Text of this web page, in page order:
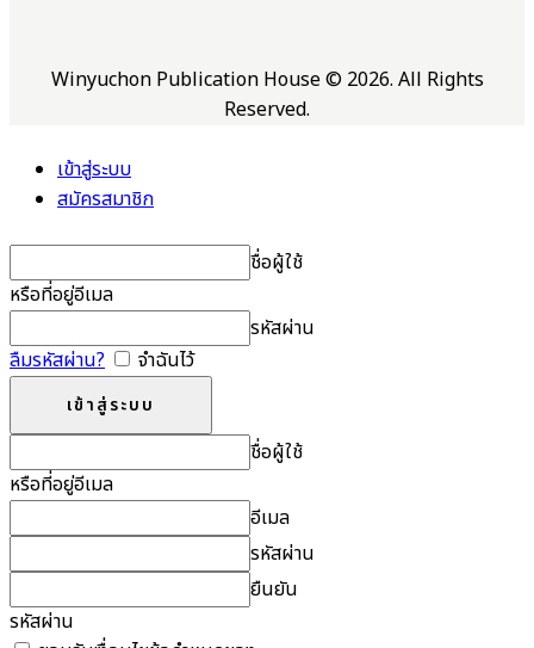
Winyuchon Publication House © 2026. All Rights
Reserved.
เข้าสู่ระบบ
สมัครสมาชิก
ชื่อผู้ใช้
หรือที่อยู่อีเมล
รหัสผ่าน
ลืมรหัสผ่าน?
จำฉันไว้
ชื่อผู้ใช้
หรือที่อยู่อีเมล
อีเมล
รหัสผ่าน
ยืนยัน
รหัสผ่าน